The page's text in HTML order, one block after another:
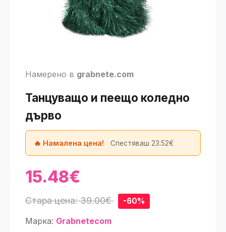
Намерено в grabnete.com
Танцуващо и пеещо коледно
дърво
🔥 Намалена цена! Спестяваш 23.52€
15.48€
Стара цена: 39.00€ -60%
Марка: Grabnetecom